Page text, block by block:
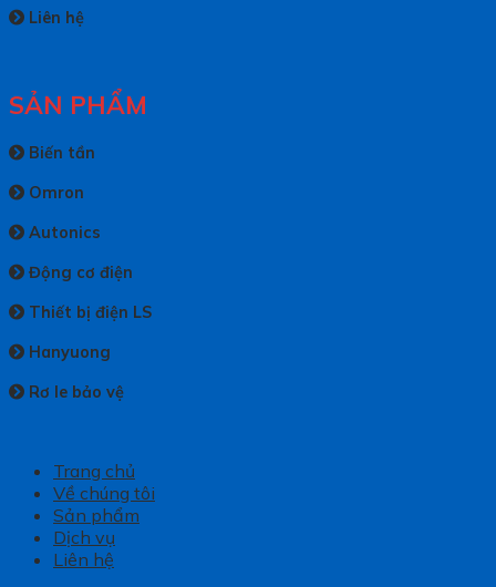
Liên hệ
SẢN PHẨM
Biến tần
Omron
Autonics
Động cơ điện
Thiết bị điện LS
Hanyuong
Rơ le bảo vệ
Trang chủ
Về chúng tôi
Sản phẩm
Dịch vụ
Liên hệ